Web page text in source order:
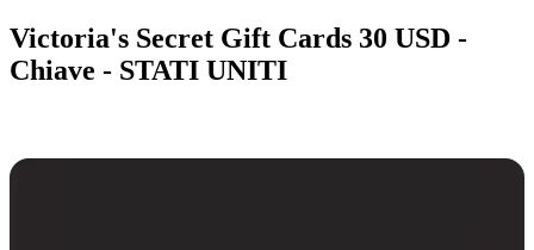
Victoria's Secret Gift Cards 30 USD -
Chiave - STATI UNITI